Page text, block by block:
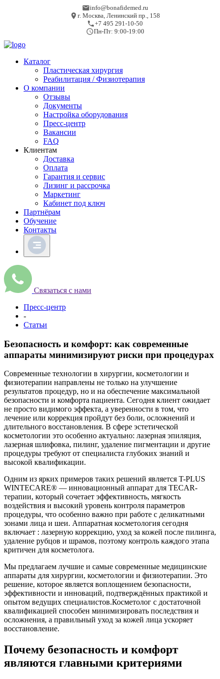
info@bonafidemed.ru
г. Москва, Ленинский пр., 158
+7 495 291-10-50
Пн-Пт: 9:00-19:00
Каталог
Пластическая хирургия
Реабилитация / Физиотерапия
О компании
Отзывы
Документы
Настройка оборудования
Пресс-центр
Вакансии
FAQ
Клиентам
Доставка
Оплата
Гарантия и сервис
Лизинг и рассрочка
Маркетинг
Кабинет под ключ
Партнёрам
Обучение
Контакты
Связаться с нами
Пресс-центр
-
Статьи
Безопасность и комфорт: как современные
аппараты минимизируют риски при процедурах
Современные технологии в хирургии, косметологии и
физиотерапии направлены не только на улучшение
результатов процедур, но и на обеспечение максимальной
безопасности и комфорта пациента. Сегодня клиент ожидает
не просто видимого эффекта, а уверенности в том, что
лечение или коррекция пройдут без боли, осложнений и
длительного восстановления. В сфере эстетической
косметологии это особенно актуально: лазерная эпиляция,
лазерная шлифовка, пилинг, удаление пигментации и другие
процедуры требуют от специалиста глубоких знаний и
высокой квалификации.
Одним из ярких примеров таких решений является T-PLUS
WINTECARE® — инновационный аппарат для TECAR-
терапии, который сочетает эффективность, мягкость
воздействия и высокий уровень контроля параметров
процедуры, что особенно важно при работе с деликатными
зонами лица и шеи. Аппаратная косметология сегодня
включает : лазерную коррекцию, уход за кожей после пилинга,
удаление рубцов и шрамов, поэтому контроль каждого этапа
критичен для косметолога.
Мы предлагаем лучшие и самые современные медицинские
аппараты для хирургии, косметологии и физиотерапии. Это
решение, которое является воплощением безопасности,
эффективности и инноваций, подтверждённых практикой и
опытом ведущих специалистов.Косметолог с достаточной
квалификацией способен минимизировать последствия и
осложнения, а правильный уход за кожей лица ускоряет
восстановление.
Почему безопасность и комфорт
являются главными критериями